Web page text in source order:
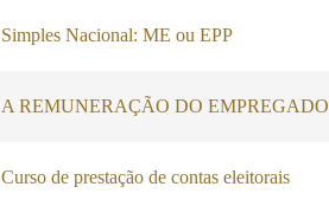
Simples Nacional: ME ou EPP
A REMUNERAÇÃO DO EMPREGADO
Curso de prestação de contas eleitorais